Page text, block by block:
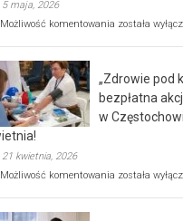
5 maja, 2026
Możliwość komentowania Rusza
rehabilitacji
dla
seniorów!
została
„Zdrowie pod
bezpłatna
w
21 kwietnia, 2026
Możliwość komentowania „Zdrowie
została